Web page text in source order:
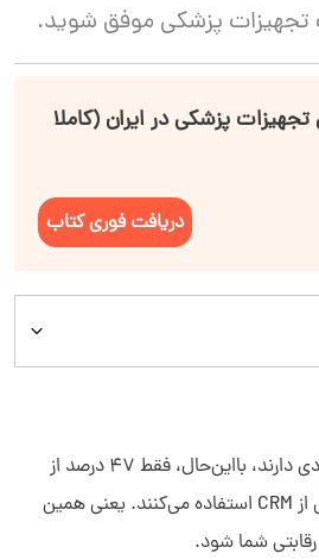
تجهیزات پزشکی موفق شوید.
پزشکی در ایران (کاملا
دریافت فوری کتاب
مزایای زیادی دارند، بااین‌حال، فقط ۴۷ درصد از
شرکت های تجهیزات پزشکی از CRM استفاده می‌کنند. یعنی همین
شما شود.